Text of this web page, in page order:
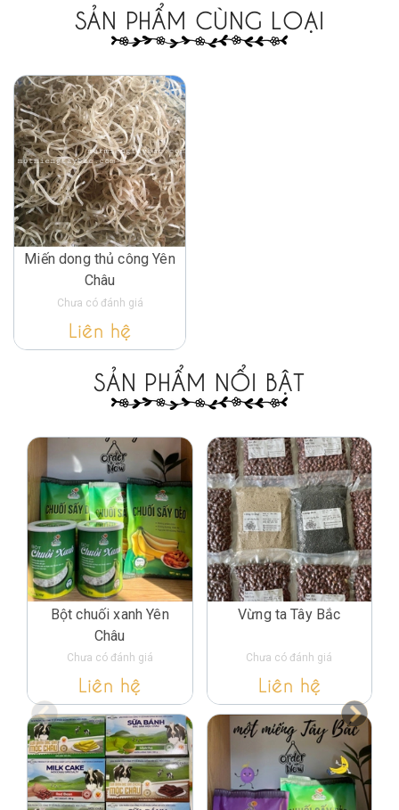
SẢN PHẨM CÙNG LOẠI
Miến dong thủ công Yên
Châu
Chưa có đánh giá
Liên hệ
SẢN PHẨM NỔI BẬT
Bột chuối xanh Yên
Châu
Chưa có đánh giá
Liên hệ
Vừng ta Tây Bắc
Chưa có đánh giá
Liên hệ